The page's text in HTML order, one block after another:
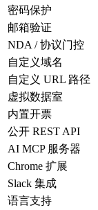
密码保护
邮箱验证
NDA / 协议门控
自定义域名
自定义 URL 路径
虚拟数据室
内置开票
公开 REST API
AI MCP 服务器
Chrome 扩展
Slack 集成
语言支持